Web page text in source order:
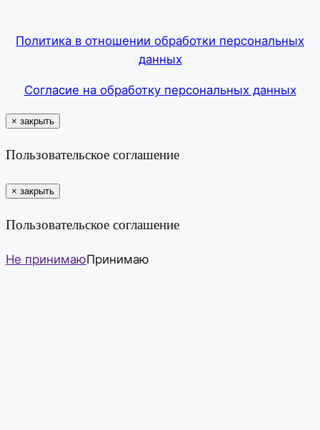
Политика в отношении обработки персональных
данных
Согласие на обработку персональных данных
× закрыть
Пользовательское соглашение
× закрыть
Пользовательское соглашение
Не принимаюПринимаю